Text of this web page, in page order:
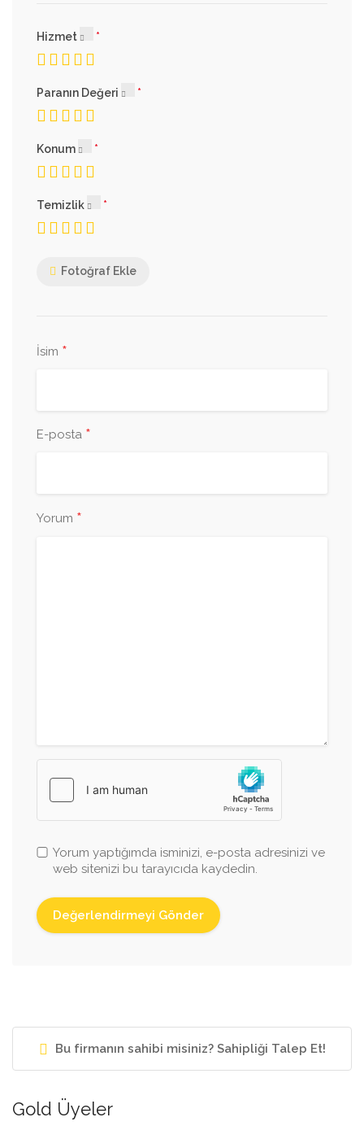
Hizmet
Paranın Değeri
Konum
Temizlik
Fotoğraf Ekle
İsim *
E-posta *
Yorum *
Yorum yaptığımda isminizi, e-posta adresinizi ve
web sitenizi bu tarayıcıda kaydedin.
Bu firmanın sahibi misiniz? Sahipliği Talep Et!
Gold Üyeler